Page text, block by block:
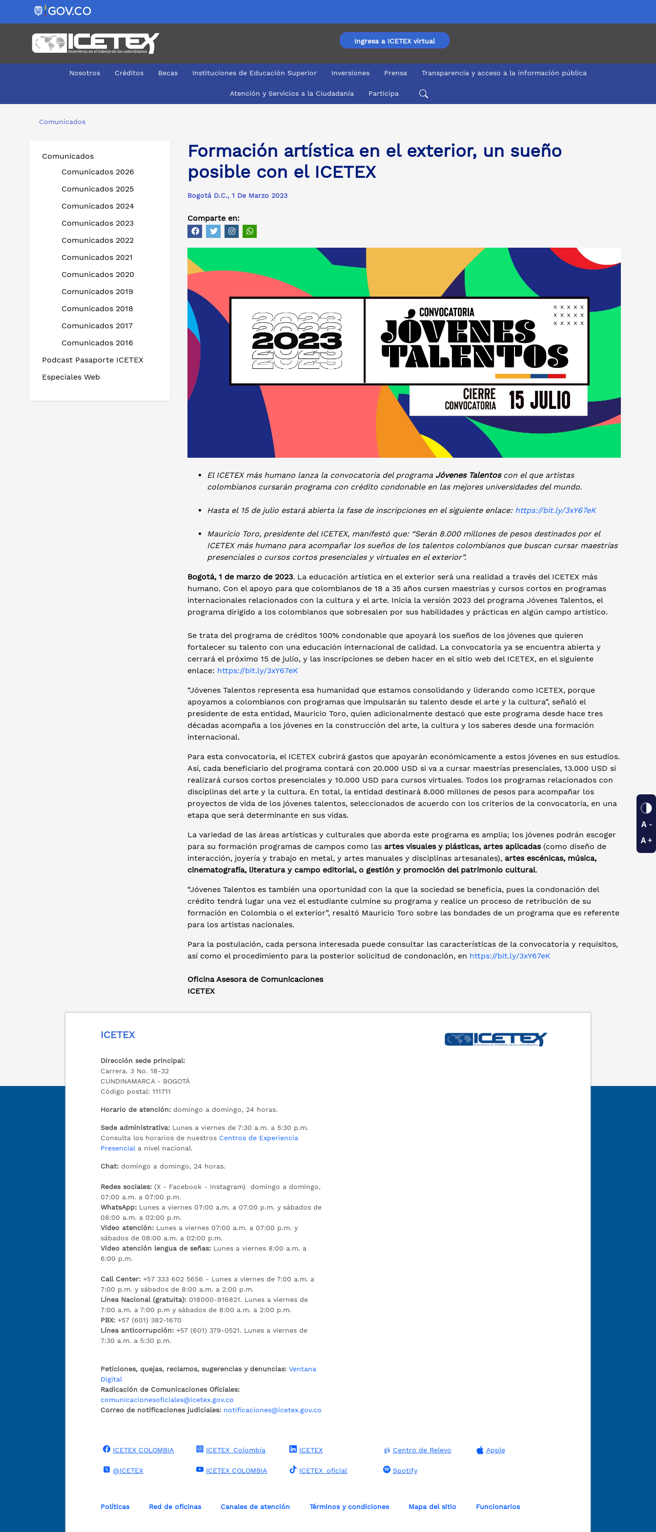
Ingresa a ICETEX virtual
Nosotros Créditos Becas Instituciones de Educación Superior Inversiones Prensa Transparencia y acceso a la información pública
Atención y Servicios a la Ciudadanía Participa
Comunicados
Comunicados
Comunicados 2026
Comunicados 2025
Comunicados 2024
Comunicados 2023
Comunicados 2022
Comunicados 2021
Comunicados 2020
Comunicados 2019
Comunicados 2018
Comunicados 2017
Comunicados 2016
Podcast Pasaporte ICETEX
Especiales Web
Formación artística en el exterior, un sueño
posible con el ICETEX
Bogotá D.C., 1 De Marzo 2023
Comparte en:
El ICETEX más humano lanza la convocatoria del programa Jóvenes Talentoscon el que artistas
colombianos cursarán programa con crédito condonable en las mejores universidades del mundo.
Hasta el 15 de julio estará abierta la fase de inscripciones en el siguiente enlace: https://bit.ly/3xY67eK
Mauricio Toro, presidente del ICETEX, manifestó que: “Serán 8.000 millones de pesos destinados por el
ICETEX más humano para acompañar los sueños de los talentos colombianos que buscan cursar maestrías
presenciales o cursos cortos presenciales y virtuales en el exterior”.
Bogotá, 1 de marzo de 2023. La educación artística en el exterior será una realidad a través del ICETEX más
humano. Con el apoyo para que colombianos de 18 a 35 años cursen maestrías y cursos cortos en programas
internacionales relacionados con la cultura y el arte. Inicia la versión 2023 del programa Jóvenes Talentos, el
programa dirigido a los colombianos que sobresalen por sus habilidades y prácticas en algún campo artístico.
Se trata del programa de créditos 100% condonable que apoyará los sueños de los jóvenes que quieren
fortalecer su talento con una educación internacional de calidad. La convocatoria ya se encuentra abierta y
cerrará el próximo 15 de julio, y las inscripciones se deben hacer en el sitio web del ICETEX, en el siguiente
enlace: https://bit.ly/3xY67eK
“Jóvenes Talentos representa esa humanidad que estamos consolidando y liderando como ICETEX, porque
apoyamos a colombianos con programas que impulsarán su talento desde el arte y la cultura”, señaló el
presidente de esta entidad, Mauricio Toro, quien adicionalmente destacó que este programa desde hace tres
décadas acompaña a los jóvenes en la construcción del arte, la cultura y los saberes desde una formación
internacional.
Para esta convocatoria, el ICETEX cubrirá gastos que apoyarán económicamente a estos jóvenes en sus estudios.
Así, cada beneficiario del programa contará con 20.000 USD si va a cursar maestrías presenciales, 13.000 USD si
realizará cursos cortos presenciales y 10.000 USD para cursos virtuales. Todos los programas relacionados con
disciplinas del arte y la cultura. En total, la entidad destinará 8.000 millones de pesos para acompañar los
proyectos de vida de los jóvenes talentos, seleccionados de acuerdo con los criterios de la convocatoria, en una
etapa que será determinante en sus vidas.
La variedad de las áreas artísticas y culturales que aborda este programa es amplia; los jóvenes podrán escoger
para su formación programas de campos como las artes visuales y plásticas, artes aplicadas(como diseño de
interacción, joyería y trabajo en metal, y artes manuales y disciplinas artesanales), artes escénicas, música,
cinematografía, literatura y campo editorial, o gestión y promoción del patrimonio cultural.
“Jóvenes Talentos es también una oportunidad con la que la sociedad se beneficia, pues la condonación del
crédito tendrá lugar una vez el estudiante culmine su programa y realice un proceso de retribución de su
formación en Colombia o el exterior”, resaltó Mauricio Toro sobre las bondades de un programa que es referente
para los artistas nacionales.
Para la postulación, cada persona interesada puede consultar las características de la convocatoria y requisitos,
así como el procedimiento para la posterior solicitud de condonación, en https://bit.ly/3xY67eK
Oficina Asesora de Comunicaciones
ICETEX
ICETEX
Dirección sede principal:
Carrera. 3 No. 18-32
CUNDINAMARCA - BOGOTÁ
Código postal: 111711
Horario de atención: domingo a domingo, 24 horas.
Sede administrativa: Lunes a viernes de 7:30 a.m. a 5:30 p.m.
Consulta los horarios de nuestros Centros de Experiencia
Presencial a nivel nacional.
Chat: domingo a domingo, 24 horas.
Redes sociales: (X - Facebook - Instagram) domingo a domingo,
07:00 a.m. a 07:00 p.m.
WhatsApp: Lunes a viernes 07:00 a.m. a 07:00 p.m. y sábados de
08:00 a.m. a 02:00 p.m.
Video atención: Lunes a viernes 07:00 a.m. a 07:00 p.m. y
sábados de 08:00 a.m. a 02:00 p.m.
Video atención lengua de señas: Lunes a viernes 8:00 a.m. a
6:00 p.m.
Call Center:+57 333 602 5656 - Lunes a viernes de 7:00 a.m. a
7:00 p.m. y sábados de 8:00 a.m. a 2:00 p.m.
Línea Nacional (gratuita): 018000-916821. Lunes a viernes de
7:00 a.m. a 7:00 p.m y sábados de 8:00 a.m. a 2:00 p.m.
PBX:+57 (601) 382-1670
Línea anticorrupción:+57 (601) 379-0521. Lunes a viernes de
7:30 a.m. a 5:30 p.m.
Peticiones, quejas, reclamos, sugerencias y denuncias: Ventana
Digital
Radicación de Comunicaciones Oficiales:
comunicacionesoficiales@icetex.gov.co
Correo de notificaciones judiciales: notificaciones@icetex.gov.co
ICETEX COLOMBIA
@ICETEX
ICETEX_Colombia
ICETEX COLOMBIA
ICETEX
ICETEX_oficial
Centro de Relevo
Spotify
Apple
Políticas Red de oficinas Canales de atención Términos y condiciones Mapa del sitio Funcionarios